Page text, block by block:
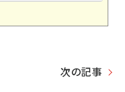
次の記事